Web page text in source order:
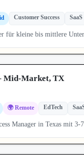
Customer Success SaaS
für kleine bis mittlere
Mid-Market, TX
🌍 Remote EdTech
Manager in Texas